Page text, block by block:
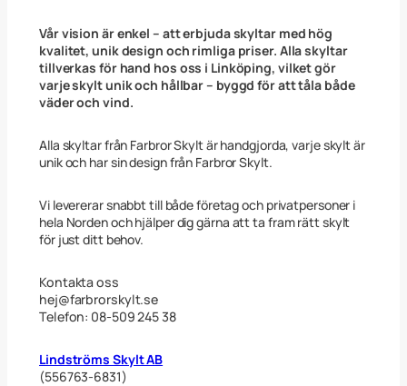
Vår vision är enkel – att erbjuda skyltar med hög
kvalitet, unik design och rimliga priser. Alla skyltar
tillverkas för hand hos oss i Linköping, vilket gör
varje skylt unik och hållbar – byggd för att tåla både
väder och vind.
Alla skyltar från Farbror Skylt är handgjorda, varje skylt är
unik och har sin design från Farbror Skylt.
Vi levererar snabbt till både företag och privatpersoner i
hela Norden och hjälper dig gärna att ta fram rätt skylt
för just ditt behov.
Kontakta oss
hej@farbrorskylt.se
Telefon: 08-509 245 38
Lindströms Skylt AB
(556763-6831)